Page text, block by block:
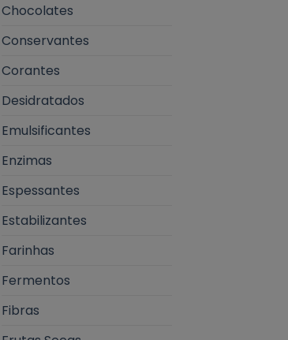
Chocolates
Conservantes
Corantes
Desidratados
Emulsificantes
Enzimas
Espessantes
Estabilizantes
Farinhas
Fermentos
Fibras